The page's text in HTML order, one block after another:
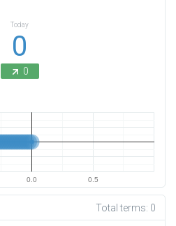
Today
0
0
0.0 0.5
Total terms: 0